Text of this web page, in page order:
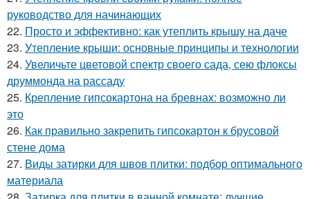
руководство для начинающих
22. Просто и эффективно: как утеплить крышу на даче
23. Утепление крыши: основные принципы и технологии
24. Увеличьте цветовой спектр своего сада, сею флоксы
друммонда на рассаду
25. Крепление гипсокартона на бревнах: возможно ли
это
26. Как правильно закрепить гипсокартон к брусовой
стене дома
27. Виды затирки для швов плитки: подбор оптимального
материала